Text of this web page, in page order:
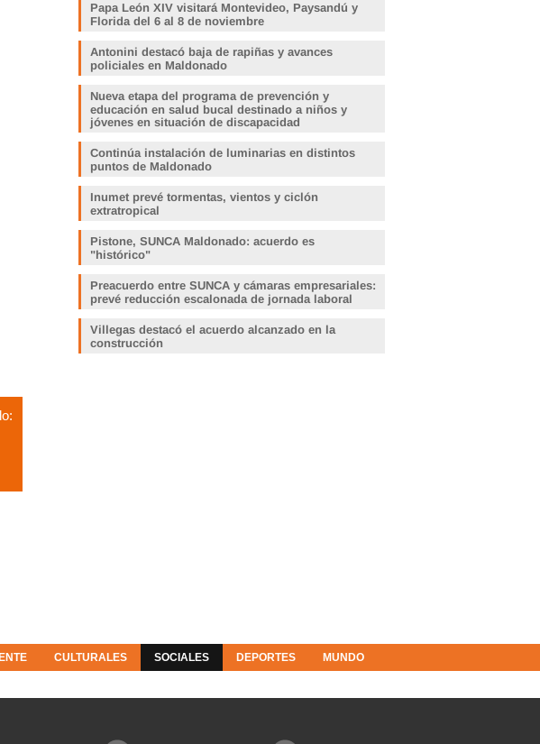
Papa León XIV visitará Montevideo, Paysandú y
Florida del 6 al 8 de noviembre
Antonini destacó baja de rapiñas y avances
policiales en Maldonado
Nueva etapa del programa de prevención y
educación en salud bucal destinado a niños y
jóvenes en situación de discapacidad
Continúa instalación de luminarias en distintos
puntos de Maldonado
Inumet prevé tormentas, vientos y ciclón
extratropical
Pistone, SUNCA Maldonado: acuerdo es
"histórico"
Preacuerdo entre SUNCA y cámaras empresariales:
prevé reducción escalonada de jornada laboral
Villegas destacó el acuerdo alcanzado en la
construcción
CULTURALES SOCIALES DEPORTES MUNDO